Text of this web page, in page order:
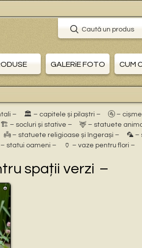
Caută un produs
GALERiE FOTO CUM
– 🏛 – capitele și pilaștri – 🚰 –
🏗 – socluri și stative – 🦌 – statuete
👼 – statuete religioase și îngerași – 🦜 –
– statui oameni – 🏺 – vaze pentru flori –
spații verzi